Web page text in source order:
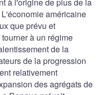
à l'origine de plus de la
américaine
que prévu et
à un régime
de la
de la progression
relativement
des agrégats de